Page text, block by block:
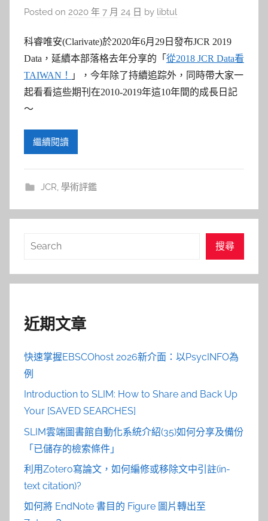
Posted on 2020 年 7 月 24 日 by libtul
科睿唯安(Clarivate)於2020年6月29日發布JCR 2019
Data，延續本部落格去年分享的「 從2018 JCR Data看
TAIWAN！
」，今年除了持續追踪外，同時帶大家一
起看看這些期刊在2010-2019年這10年間的成長日記
～
繼續閱讀
JCR, 學術評鑑
搜
搜尋
近期文章
快速掌握EBSCOhost 2026新介面：以PsycINFO為
例
Introduction to SLIM: How to Share and Back Up
Your [SAVED SEARCHES]
SLIM雲端圖書館自動化系統介紹(35)如何分享及備份
「已儲存的檢索條件」
利用Zotero寫論文，如何編修或移除文中引註(in-
text citation)?
如何將 EndNote 書目的 Figure 圖片轉出至